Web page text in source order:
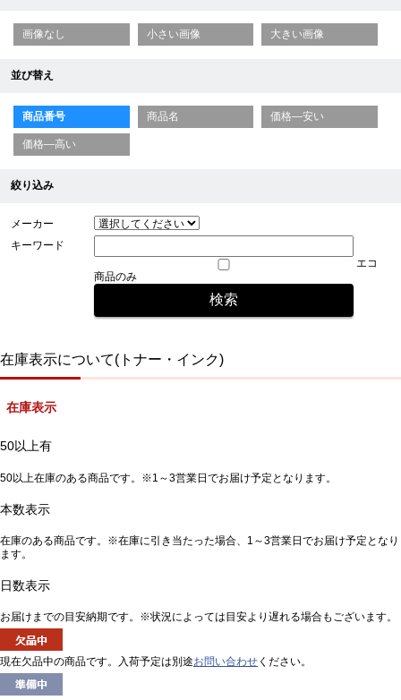
画像なし 小さい画像 大きい画像
並び替え
商品番号 商品名 価格—安い
価格—高い
絞り込み
メーカー
キーワード
エコ
商品のみ
在庫表示について(トナー・インク)
在庫表示
50以上有
50以上在庫のある商品です。※1～3営業日でお届け予定となります。
本数表示
在庫のある商品です。※在庫に引き当たった場合、1～3営業日でお届け予定となり
ます。
日数表示
お届けまでの目安納期です。※状況によっては目安より遅れる場合もございます。
現在欠品中の商品です。入荷予定は別途お問い合わせ ください。